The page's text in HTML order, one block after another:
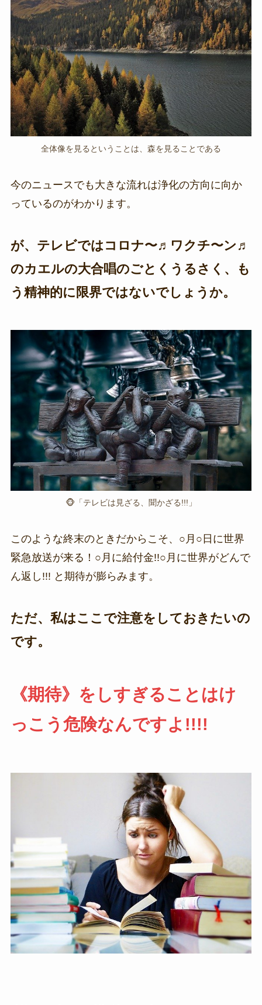
全体像を見るということは、森を見ることである
今のニュースでも大きな流れは浄化の方向に向か
っているのがわかります。
が、テレビではコロナ〜♬ワクチ〜ン♬
のカエルの大合唱のごとくうるさく、も
う精神的に限界ではないでしょうか。
🐵「テレビは見ざる、聞かざる!!!」
このような終末のときだからこそ、○月○日に世界
緊急放送が来る！○月に給付金!!○月に世界がどんで
ん返し!!! と期待が膨らみます。
ただ、私はここで注意をしておきたいの
です。
《期待》をしすぎることはけ
っこう危険なんですよ!!!!